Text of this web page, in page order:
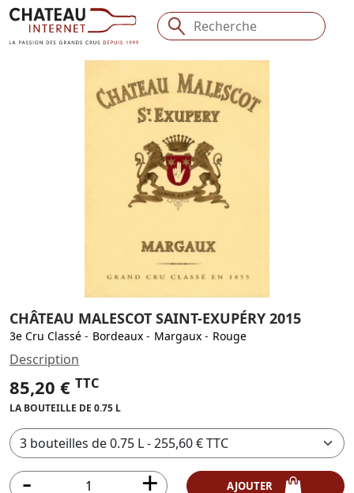
CHÂTEAU MALESCOT SAINT-EXUPÉRY 2015
3e Cru Classé - Bordeaux - Margaux - Rouge
Description
85,20 € TTC
LA BOUTEILLE DE 0.75 L